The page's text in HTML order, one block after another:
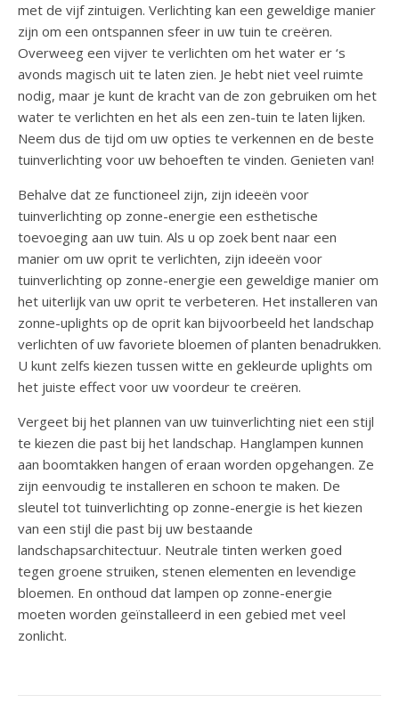
met de vijf zintuigen. Verlichting kan een geweldige manier
zijn om een ​​ontspannen sfeer in uw tuin te creëren.
Overweeg een vijver te verlichten om het water er ‘s
avonds magisch uit te laten zien. Je hebt niet veel ruimte
nodig, maar je kunt de kracht van de zon gebruiken om het
water te verlichten en het als een zen-tuin te laten lijken.
Neem dus de tijd om uw opties te verkennen en de beste
tuinverlichting voor uw behoeften te vinden. Genieten van!
Behalve dat ze functioneel zijn, zijn ideeën voor
tuinverlichting op zonne-energie een esthetische
toevoeging aan uw tuin. Als u op zoek bent naar een
manier om uw oprit te verlichten, zijn ideeën voor
tuinverlichting op zonne-energie een geweldige manier om
het uiterlijk van uw oprit te verbeteren. Het installeren van
zonne-uplights op de oprit kan bijvoorbeeld het landschap
verlichten of uw favoriete bloemen of planten benadrukken.
U kunt zelfs kiezen tussen witte en gekleurde uplights om
het juiste effect voor uw voordeur te creëren.
Vergeet bij het plannen van uw tuinverlichting niet een stijl
te kiezen die past bij het landschap. Hanglampen kunnen
aan boomtakken hangen of eraan worden opgehangen. Ze
zijn eenvoudig te installeren en schoon te maken. De
sleutel tot tuinverlichting op zonne-energie is het kiezen
van een stijl die past bij uw bestaande
landschapsarchitectuur. Neutrale tinten werken goed
tegen groene struiken, stenen elementen en levendige
bloemen. En onthoud dat lampen op zonne-energie
moeten worden geïnstalleerd in een gebied met veel
zonlicht.